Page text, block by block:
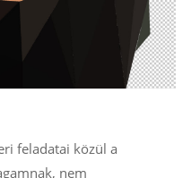
feladatai közül a
nem